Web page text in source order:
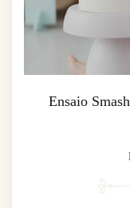
Ensaio